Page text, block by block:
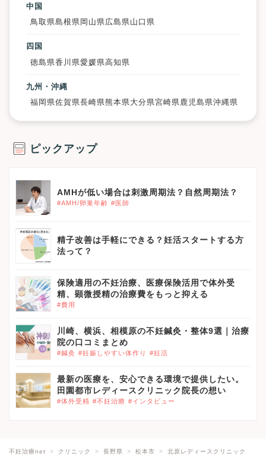
中国
鳥取県島根県 岡山県広島県山口県
四国
徳島県香川県愛媛県高知県
九州・沖縄
福岡県佐賀県長崎県熊本県大分県宮崎県鹿児島県沖縄県
ピックアップ
AMHが低い場合は刺激周期法？自然周期法？
#AMH/卵巣年齢 #医師
精子改善は手軽にできる？妊活スタートする方
法って？
保険適用の不妊治療、医療保険活用で体外受
精、顕微授精の治療費をもっと抑える
#費用
川崎、横浜、相模原の不妊鍼灸・整体9選｜治療
院の口コミまとめ
#鍼灸 #妊娠しやすい体作り #妊活
最新の医療を、安心できる環境で提供したい。
田園都市レディースクリニック院長の想い
#体外受精 #不妊治療 #インタビュー
不妊治療net クリニック 長野県 松本市 北原レディースクリニック